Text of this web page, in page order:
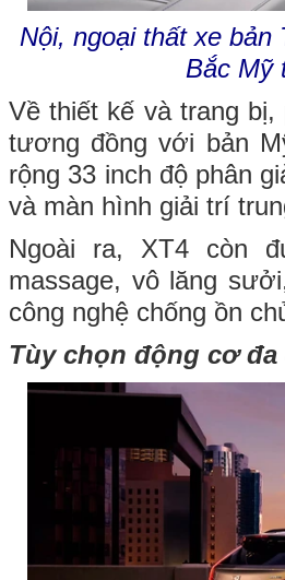
Nội, ngoại thất xe bản
Bắc Mỹ
Về thiết kế và trang
tương đồng với bản
rộng 33 inch độ phân
và màn hình giải trí
Ngoài ra, XT4 còn
massage, vô lăng
công nghệ chống ồn
Tùy chọn động cơ